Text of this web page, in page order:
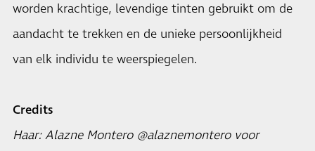
worden krachtige, levendige tinten gebruikt om de
aandacht te trekken en de unieke persoonlijkheid
van elk individu te weerspiegelen.
Credits
Haar: Alazne Montero @alaznemontero voor